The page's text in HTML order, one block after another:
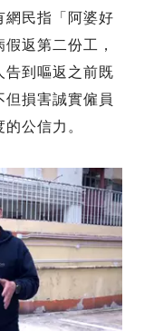
網民指「阿婆好
返第二份工，
告到嘔返之前既
損害誠實僱員
公信力。